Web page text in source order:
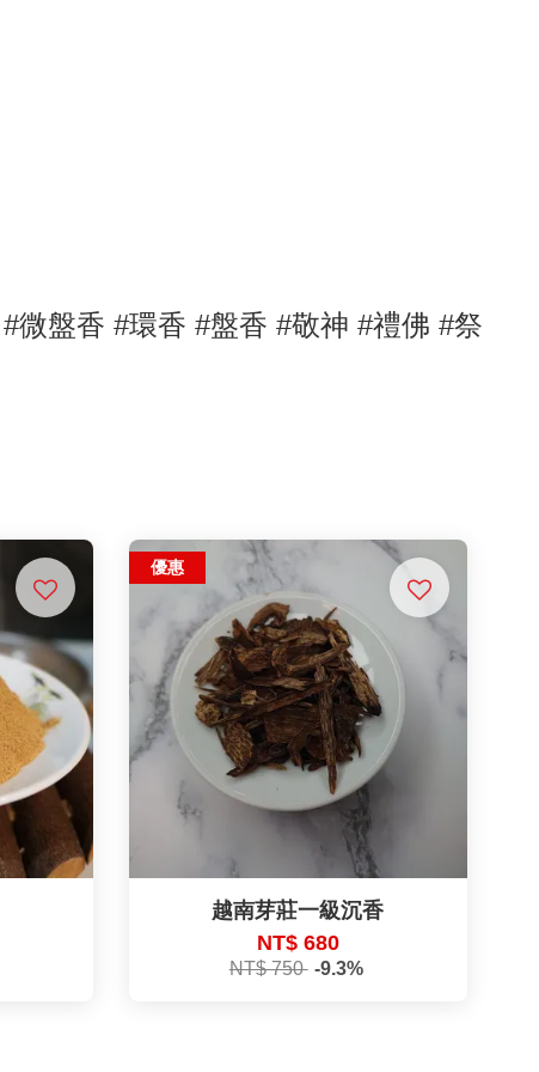
#微盤香 #環香 #盤香 #敬神 #禮佛 #祭
優惠
越南芽莊一級沉香
NT$ 680
NT$ 750 -9.3%